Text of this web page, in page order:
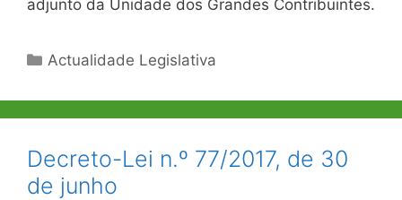
adjunto da Unidade dos Grandes Contribuintes.
Categorias
Actualidade Legislativa
Decreto-Lei n.º 77/2017, de 30
de junho